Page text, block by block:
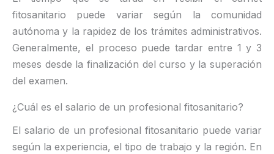
fitosanitario puede variar según la comunidad
autónoma y la rapidez de los trámites administrativos.
Generalmente, el proceso puede tardar entre 1 y 3
meses desde la finalización del curso y la superación
del examen.
¿Cuál es el salario de un profesional fitosanitario?
El salario de un profesional fitosanitario puede variar
según la experiencia, el tipo de trabajo y la región. En